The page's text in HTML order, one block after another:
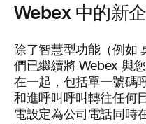
Webex 中的新
除了智慧型功能（例如
們已繼續將 Webex 與
在一起，包括單一號碼
和進呼叫呼叫轉往任何
電設定為公司電話同時